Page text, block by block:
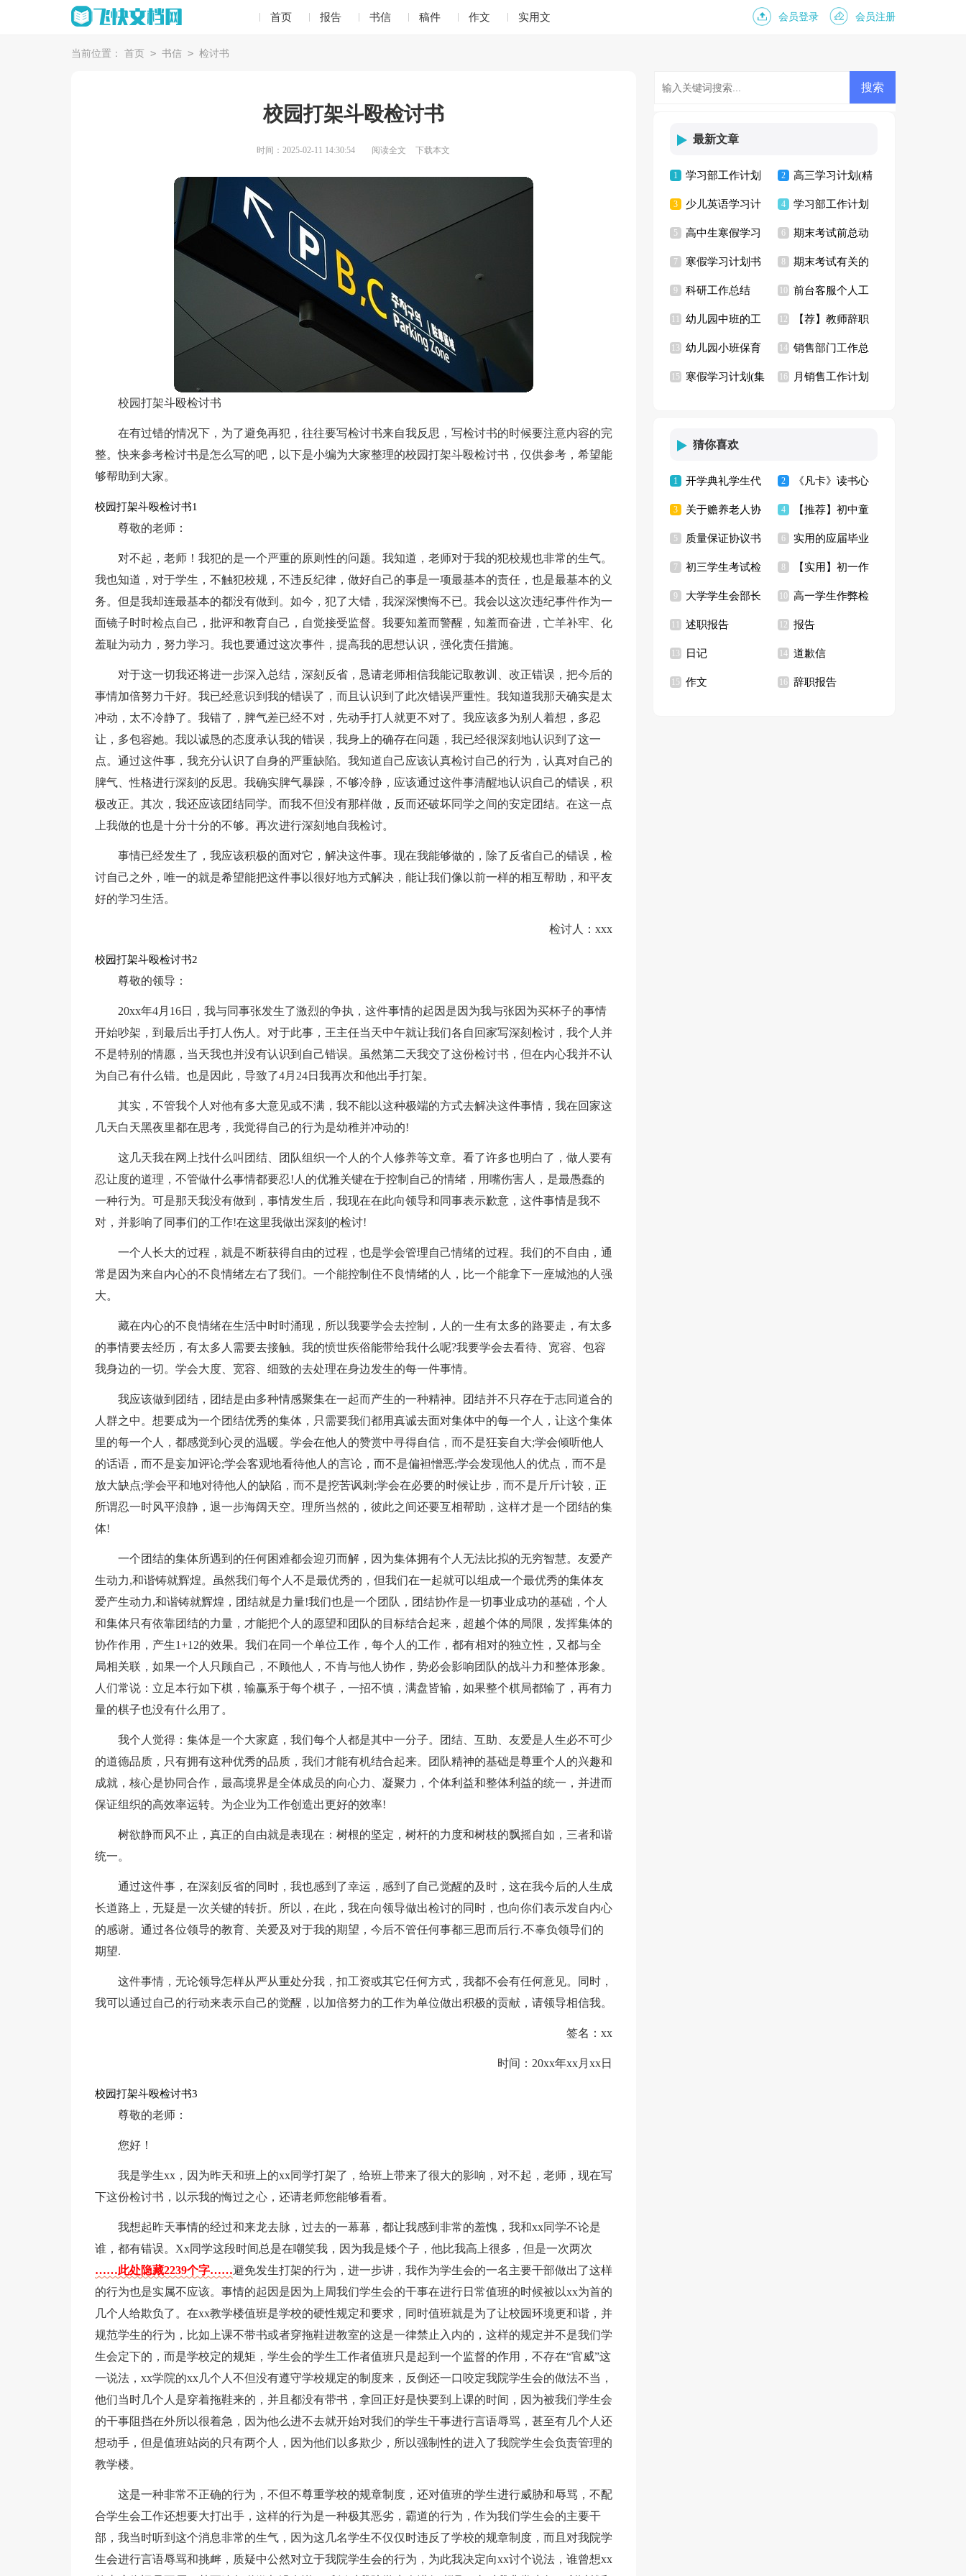
首页 报告 书信 稿件 作文 实用文 会员登录 会员注册
当前位置： 首页 > 书信 > 检讨书
校园打架斗殴检讨书
时间：2025-02-11 14:30:54 阅读全文 下载本文
校园打架斗殴检讨书
在有过错的情况下，为了避免再犯，往往要写检讨书来自我反思，写检讨书的时候要注意内容的完
整。快来参考检讨书是怎么写的吧，以下是小编为大家整理的校园打架斗殴检讨书，仅供参考，希望能
够帮助到大家。
校园打架斗殴检讨书1
尊敬的老师：
对不起，老师！我犯的是一个严重的原则性的问题。我知道，老师对于我的犯校规也非常的生气。
我也知道，对于学生，不触犯校规，不违反纪律，做好自己的事是一项最基本的责任，也是最基本的义
务。但是我却连最基本的都没有做到。如今，犯了大错，我深深懊悔不已。我会以这次违纪事件作为一
面镜子时时检点自己，批评和教育自己，自觉接受监督。我要知羞而警醒，知羞而奋进，亡羊补牢、化
羞耻为动力，努力学习。我也要通过这次事件，提高我的思想认识，强化责任措施。
对于这一切我还将进一步深入总结，深刻反省，恳请老师相信我能记取教训、改正错误，把今后的
事情加倍努力干好。我已经意识到我的错误了，而且认识到了此次错误严重性。我知道我那天确实是太
冲动，太不冷静了。我错了，脾气差已经不对，先动手打人就更不对了。我应该多为别人着想，多忍
让，多包容她。我以诚恳的态度承认我的错误，我身上的确存在问题，我已经很深刻地认识到了这一
点。通过这件事，我充分认识了自身的严重缺陷。我知道自己应该认真检讨自己的行为，认真对自己的
脾气、性格进行深刻的反思。我确实脾气暴躁，不够冷静，应该通过这件事清醒地认识自己的错误，积
极改正。其次，我还应该团结同学。而我不但没有那样做，反而还破坏同学之间的安定团结。在这一点
上我做的也是十分十分的不够。再次进行深刻地自我检讨。
事情已经发生了，我应该积极的面对它，解决这件事。现在我能够做的，除了反省自己的错误，检
讨自己之外，唯一的就是希望能把这件事以很好地方式解决，能让我们像以前一样的相互帮助，和平友
好的学习生活。
检讨人：xxx
校园打架斗殴检讨书2
尊敬的领导：
20xx年4月16日，我与同事张发生了激烈的争执，这件事情的起因是因为我与张因为买杯子的事情
开始吵架，到最后出手打人伤人。对于此事，王主任当天中午就让我们各自回家写深刻检讨，我个人并
不是特别的情愿，当天我也并没有认识到自己错误。虽然第二天我交了这份检讨书，但在内心我并不认
为自己有什么错。也是因此，导致了4月24日我再次和他出手打架。
其实，不管我个人对他有多大意见或不满，我不能以这种极端的方式去解决这件事情，我在回家这
几天白天黑夜里都在思考，我觉得自己的行为是幼稚并冲动的!
这几天我在网上找什么叫团结、团队组织一个人的个人修养等文章。看了许多也明白了，做人要有
忍让度的道理，不管做什么事情都要忍!人的优雅关键在于控制自己的情绪，用嘴伤害人，是最愚蠢的
一种行为。可是那天我没有做到，事情发生后，我现在在此向领导和同事表示歉意，这件事情是我不
对，并影响了同事们的工作!在这里我做出深刻的检讨!
一个人长大的过程，就是不断获得自由的过程，也是学会管理自己情绪的过程。我们的不自由，通
常是因为来自内心的不良情绪左右了我们。一个能控制住不良情绪的人，比一个能拿下一座城池的人强
大。
藏在内心的不良情绪在生活中时时涌现，所以我要学会去控制，人的一生有太多的路要走，有太多
的事情要去经历，有太多人需要去接触。我的愤世疾俗能带给我什么呢?我要学会去看待、宽容、包容
我身边的一切。学会大度、宽容、细致的去处理在身边发生的每一件事情。
我应该做到团结，团结是由多种情感聚集在一起而产生的一种精神。团结并不只存在于志同道合的
人群之中。想要成为一个团结优秀的集体，只需要我们都用真诚去面对集体中的每一个人，让这个集体
里的每一个人，都感觉到心灵的温暖。学会在他人的赞赏中寻得自信，而不是狂妄自大;学会倾听他人
的话语，而不是妄加评论;学会客观地看待他人的言论，而不是偏袒憎恶;学会发现他人的优点，而不是
放大缺点;学会平和地对待他人的缺陷，而不是挖苦讽刺;学会在必要的时候让步，而不是斤斤计较，正
所谓忍一时风平浪静，退一步海阔天空。理所当然的，彼此之间还要互相帮助，这样才是一个团结的集
体!
一个团结的集体所遇到的任何困难都会迎刃而解，因为集体拥有个人无法比拟的无穷智慧。友爱产
生动力,和谐铸就辉煌。虽然我们每个人不是最优秀的，但我们在一起就可以组成一个最优秀的集体友
爱产生动力,和谐铸就辉煌，团结就是力量!我们也是一个团队，团结协作是一切事业成功的基础，个人
和集体只有依靠团结的力量，才能把个人的愿望和团队的目标结合起来，超越个体的局限，发挥集体的
协作作用，产生1+12的效果。我们在同一个单位工作，每个人的工作，都有相对的独立性，又都与全
局相关联，如果一个人只顾自己，不顾他人，不肯与他人协作，势必会影响团队的战斗力和整体形象。
人们常说：立足本行如下棋，输赢系于每个棋子，一招不慎，满盘皆输，如果整个棋局都输了，再有力
量的棋子也没有什么用了。
我个人觉得：集体是一个大家庭，我们每个人都是其中一分子。团结、互助、友爱是人生必不可少
的道德品质，只有拥有这种优秀的品质，我们才能有机结合起来。团队精神的基础是尊重个人的兴趣和
成就，核心是协同合作，最高境界是全体成员的向心力、凝聚力，个体利益和整体利益的统一，并进而
保证组织的高效率运转。为企业为工作创造出更好的效率!
树欲静而风不止，真正的自由就是表现在：树根的坚定，树杆的力度和树枝的飘摇自如，三者和谐
统一。
通过这件事，在深刻反省的同时，我也感到了幸运，感到了自己觉醒的及时，这在我今后的人生成
长道路上，无疑是一次关键的转折。所以，在此，我在向领导做出检讨的同时，也向你们表示发自内心
的感谢。通过各位领导的教育、关爱及对于我的期望，今后不管任何事都三思而后行.不辜负领导们的
期望.
这件事情，无论领导怎样从严从重处分我，扣工资或其它任何方式，我都不会有任何意见。同时，
我可以通过自己的行动来表示自己的觉醒，以加倍努力的工作为单位做出积极的贡献，请领导相信我。
签名：xx
时间：20xx年xx月xx日
校园打架斗殴检讨书3
尊敬的老师：
您好！
我是学生xx，因为昨天和班上的xx同学打架了，给班上带来了很大的影响，对不起，老师，现在写
下这份检讨书，以示我的悔过之心，还请老师您能够看看。
我想起昨天事情的经过和来龙去脉，过去的一幕幕，都让我感到非常的羞愧，我和xx同学不论是
谁，都有错误。Xx同学这段时间总是在嘲笑我，因为我是矮个子，他比我高上很多，但是一次两次
……此处隐藏2239个字……避免发生打架的行为，进一步讲，我作为学生会的一名主要干部做出了这样
的行为也是实属不应该。事情的起因是因为上周我们学生会的干事在进行日常值班的时候被以xx为首的
几个人给欺负了。在xx教学楼值班是学校的硬性规定和要求，同时值班就是为了让校园环境更和谐，并
规范学生的行为，比如上课不带书或者穿拖鞋进教室的这是一律禁止入内的，这样的规定并不是我们学
生会定下的，而是学校定的规矩，学生会的学生工作者值班只是起到一个监督的作用，不存在“官威”这
一说法，xx学院的xx几个人不但没有遵守学校规定的制度来，反倒还一口咬定我院学生会的做法不当，
他们当时几个人是穿着拖鞋来的，并且都没有带书，拿回正好是快要到上课的时间，因为被我们学生会
的干事阻挡在外所以很着急，因为他么进不去就开始对我们的学生干事进行言语辱骂，甚至有几个人还
想动手，但是值班站岗的只有两个人，因为他们以多欺少，所以强制性的进入了我院学生会负责管理的
教学楼。
这是一种非常不正确的行为，不但不尊重学校的规章制度，还对值班的学生进行威胁和辱骂，不配
合学生会工作还想要大打出手，这样的行为是一种极其恶劣，霸道的行为，作为我们学生会的主要干
部，我当时听到这个消息非常的生气，因为这几名学生不仅仅时违反了学校的规章制度，而且对我院学
生会进行言语辱骂和挑衅，质疑中公然对立于我院学生会的行为，为此我决定向xx讨个说法，谁曾想xx
最新文章
1 学习部工作计划
15篇
2 高三学习计划(精
选15篇)
3 少儿英语学习计
划
4 学习部工作计划
合集15篇
5 高中生寒假学习
计划
6 期末考试前总动
员演讲稿
7 寒假学习计划书 8 期末考试有关的
演讲稿
9 科研工作总结 10 前台客服个人工
作计划
幼儿园中班的工
作总结
12 【荐】教师辞职
信
13 幼儿园小班保育
员工作总结
14 销售部门工作总
结15篇
15 寒假学习计划(集 16 月销售工作计划
猜你喜欢
1 开学典礼学生代
表发言稿(合集15篇)
2 《凡卡》读书心
得【精】
3 关于赡养老人协
议书四篇
4 【推荐】初中童
年趣事作文3篇
5 质量保证协议书
(15篇)
6 实用的应届毕业
生自荐信模板合集8
篇
7 初三学生考试检
讨书汇编7篇
8 【实用】初一作
文300字集合十篇
9 大学学生会部长
辞职信
10 高一学生作弊检
讨书六篇
述职报告 12 报告
13 日记 14 道歉信
15 作文 16 辞职报告